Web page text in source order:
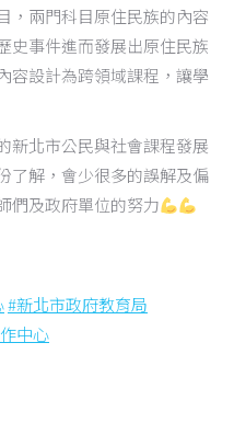
，兩門科目原住民族的內容
史事件進而發展出原住民族
容設計為跨領域課程，讓學
新北市公民與社會課程發展
了解，會少很多的誤解及偏
們及政府單位的努力
#新北市政府教育局
中心